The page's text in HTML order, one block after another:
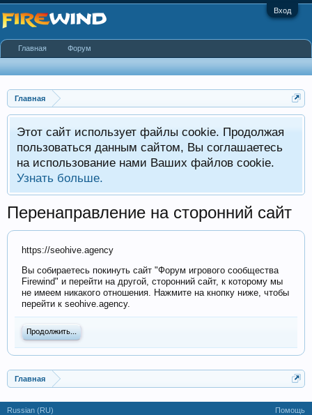
Вход
Главная
Этот сайт использует файлы cookie. Продолжая
пользоваться данным сайтом, Вы соглашаетесь
на использование нами Ваших файлов cookie.
Узнать больше.
Перенаправление на сторонний сайт
https://seohive.agency
Вы собираетесь покинуть сайт "Форум игрового сообщества
Firewind" и перейти на другой, сторонний сайт, к которому мы
не имеем никакого отношения. Нажмите на кнопку ниже, чтобы
перейти к seohive.agency.
Продолжить...
Главная
Главная Форум
Russian (RU)
Помощь